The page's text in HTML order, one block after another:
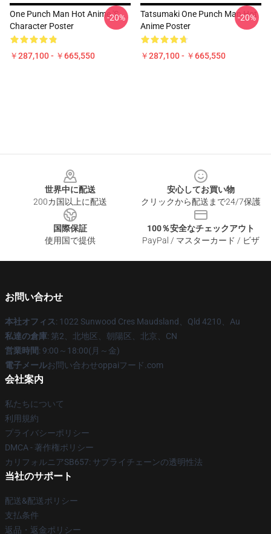
One Punch Man Hot Anime 's
Character Poster
￥287,100 - ￥665,550
-20%
Tatsumaki One Punch Man Hot
Anime Poster
￥287,100 - ￥665,550
-20%
世界中に配送
200カ国以上に配送
安心してお買い物
クリックから配送まで24/7保護
国際保証
使用国で提供
100％安全なチェックアウト
PayPal / マスターカード / ビザ
お問い合わせ
本社オフィス: 1022 Sunwood Cres Maudsland、Qld 4210、Au
私達の倉庫: 第2、北地区、朝陽区、北京、CN
営業時間: 9:00～18:00(月～金)
電子メールお問い合わせoppaiフード.com
会社案内
私たちについて
利用規約
プライバシーポリシー
DMCA - 著作権ポリシー
カリフォルニアSB657: サプライチェーンの透明性法
当社のサポート
配送&配送ポリシー
支払条件
返品・返金ポリシー